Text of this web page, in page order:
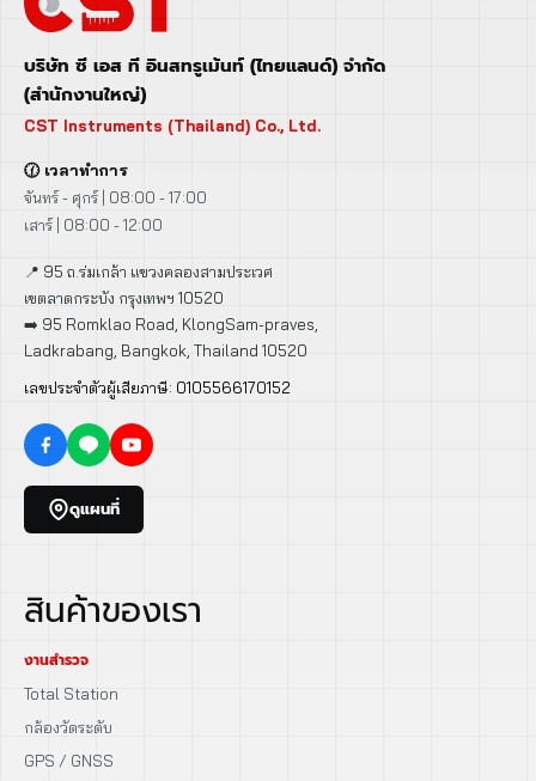
บริษัท ซี เอส ที อินสทรูเม้นท์ (ไทยแลนด์) จำกัด
(สำนักงานใหญ่)
CST Instruments (Thailand) Co., Ltd.
🕜 เวลาทำการ
จันทร์ - ศุกร์ | 08:00 - 17:00
เสาร์ | 08:00 - 12:00
📍 95 ถ.ร่มเกล้า แขวงคลองสามประเวศ
เขตลาดกระบัง กรุงเทพฯ 10520
➡️ 95 Romklao Road, KlongSam-praves,
Ladkrabang, Bangkok, Thailand 10520
เลขประจำตัวผู้เสียภาษี: 0105566170152
ดูแผนที่
สินค้าของเรา
งานสำรวจ
Total Station
กล้องวัดระดับ
GPS / GNSS